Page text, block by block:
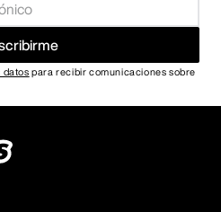
datos para recibir comunicaciones sobre